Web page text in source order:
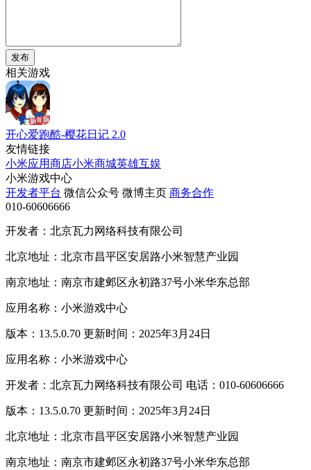
发布
相关游戏
开心爱跑酷-樱花日记 2.0
友情链接
小米应用商店小米商城英雄互娱
小米游戏中心
开发者平台 微信公众号 微博主页 商务合作
010-60606666
开发者：北京瓦力网络科技有限公司
北京地址：北京市昌平区安居路小米智慧产业园
南京地址：南京市建邺区永初路37号小米华东总部
应用名称：小米游戏中心
版本：13.5.0.70 更新时间：2025年3月24日
应用名称：小米游戏中心
开发者：北京瓦力网络科技有限公司 电话：010-60606666
版本：13.5.0.70 更新时间：2025年3月24日
北京地址：北京市昌平区安居路小米智慧产业园
南京地址：南京市建邺区永初路37号小米华东总部